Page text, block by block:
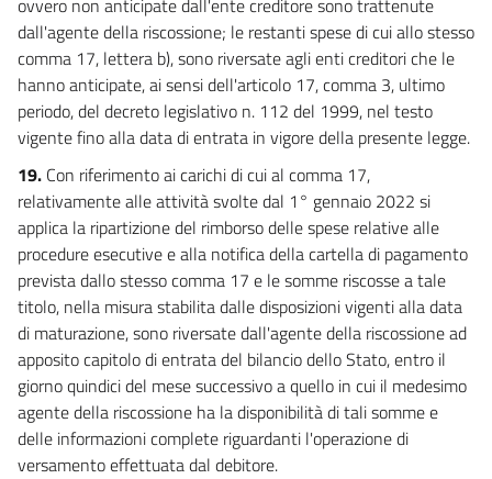
ovvero non anticipate dall'ente creditore sono trattenute
dall'agente della riscossione; le restanti spese di cui allo stesso
comma 17, lettera b), sono riversate agli enti creditori che le
hanno anticipate, ai sensi dell'articolo 17, comma 3, ultimo
periodo, del decreto legislativo n. 112 del 1999, nel testo
vigente fino alla data di entrata in vigore della presente legge.
19. Con riferimento ai carichi di cui al comma 17,
relativamente alle attività svolte dal 1° gennaio 2022 si
applica la ripartizione del rimborso delle spese relative alle
procedure esecutive e alla notifica della cartella di pagamento
prevista dallo stesso comma 17 e le somme riscosse a tale
titolo, nella misura stabilita dalle disposizioni vigenti alla data
di maturazione, sono riversate dall'agente della riscossione ad
apposito capitolo di entrata del bilancio dello Stato, entro il
giorno quindici del mese successivo a quello in cui il medesimo
agente della riscossione ha la disponibilità di tali somme e
delle informazioni complete riguardanti l'operazione di
versamento effettuata dal debitore.